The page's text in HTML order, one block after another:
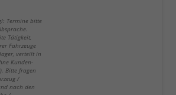
Termine bitte
Tätigkeit,
Fahrzeuge
verteilt in
Kunden-
Bitte fragen
/
nach den